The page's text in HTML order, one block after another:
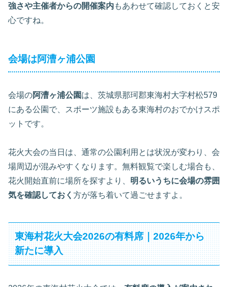
強さや主催者からの開催案内 もあわせて確認しておくと安
心ですね。
会場は阿漕ヶ浦公園
会場の阿漕ヶ浦公園は、茨城県那珂郡東海村大字村松579
にある公園で、スポーツ施設もある東海村のおでかけスポ
ットです。
花火大会の当日は、通常の公園利用とは状況が変わり、会
場周辺が混みやすくなります。無料観覧で楽しむ場合も、
花火開始直前に場所を探すより、 明るいうちに会場の雰囲
気を確認しておく 方が落ち着いて過ごせますよ。
東海村花火大会2026の有料席｜2026年から
新たに導入